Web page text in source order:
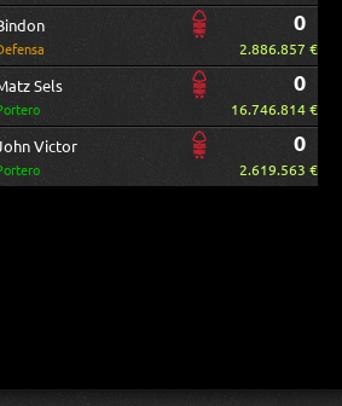
0
2.886.857 €
Sels 0
16.746.814 €
Victor 0
2.619.563 €